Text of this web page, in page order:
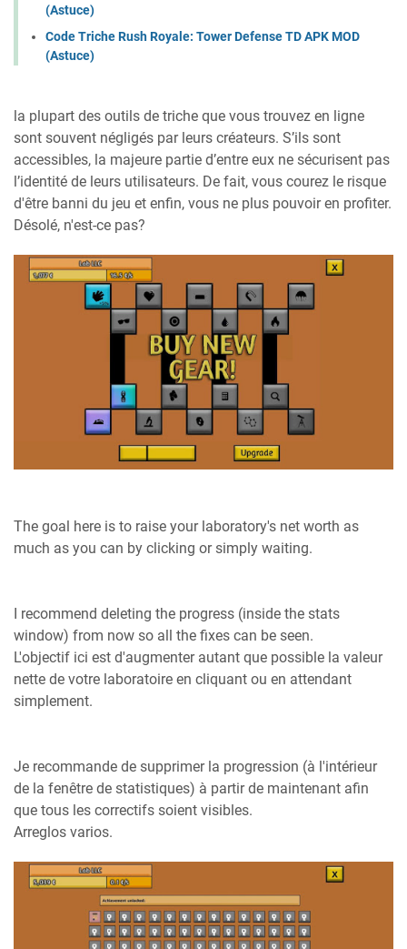
(Astuce)
Code Triche Rush Royale: Tower Defense TD APK MOD
(Astuce)
la plupart des outils de triche que vous trouvez en ligne
sont souvent négligés par leurs créateurs. S’ils sont
accessibles, la majeure partie d’entre eux ne sécurisent pas
l’identité de leurs utilisateurs. De fait, vous courez le risque
d'être banni du jeu et enfin, vous ne plus pouvoir en profiter.
Désolé, n'est-ce pas?
The goal here is to raise your laboratory's net worth as
much as you can by clicking or simply waiting.
I recommend deleting the progress (inside the stats
window) from now so all the fixes can be seen.
L'objectif ici est d'augmenter autant que possible la valeur
nette de votre laboratoire en cliquant ou en attendant
simplement.
Je recommande de supprimer la progression (à l'intérieur
de la fenêtre de statistiques) à partir de maintenant afin
que tous les correctifs soient visibles.
Arreglos varios.